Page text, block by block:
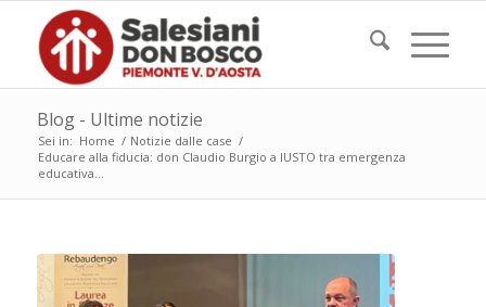
Blog - Ultime notizie
Sei in: Home / Notizie dalle case /
Educare alla fiducia: don Claudio Burgio a IUSTO tra emergenza
educativa...